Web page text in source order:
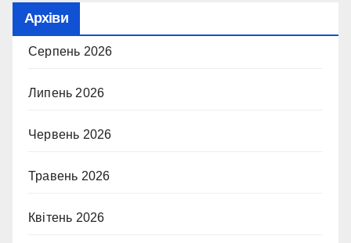
Архіви
Серпень 2026
Липень 2026
Червень 2026
Травень 2026
Квітень 2026